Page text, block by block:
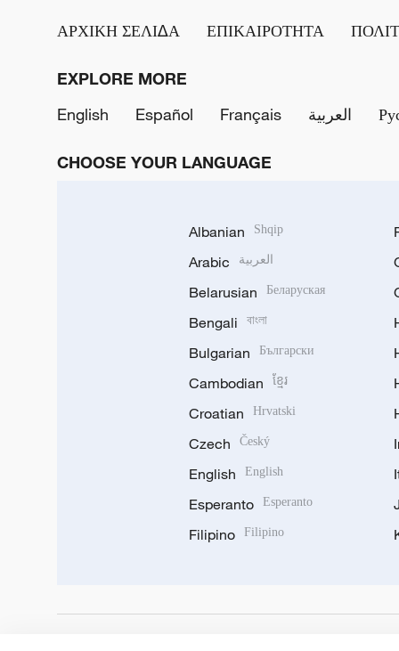
ΑΡΧΙΚΗ ΣΕΛΙΔΑ ΕΠΙΚΑΙΡΟΤΗΤΑ
EXPLORE MORE
English
Español Français العربية
CHOOSE YOUR LANGUAGE
Albanian Shqip
Arabic العربية
Belarusian Беларуская
Bengali বাংলা
Bulgarian Български
Cambodian ខ្មែរ
Croatian Hrvatski
Czech Český
English English
Esperanto Esperanto
Filipino Filipino